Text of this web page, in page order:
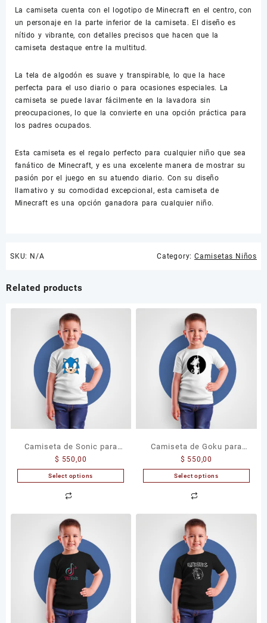
La camiseta cuenta con el logotipo de Minecraft en el centro, con
un personaje en la parte inferior de la camiseta. El diseño es
nítido y vibrante, con detalles precisos que hacen que la
camiseta destaque entre la multitud.
La tela de algodón es suave y transpirable, lo que la hace
perfecta para el uso diario o para ocasiones especiales. La
camiseta se puede lavar fácilmente en la lavadora sin
preocupaciones, lo que la convierte en una opción práctica para
los padres ocupados.
Esta camiseta es el regalo perfecto para cualquier niño que sea
fanático de Minecraft, y es una excelente manera de mostrar su
pasión por el juego en su atuendo diario. Con su diseño
llamativo y su comodidad excepcional, esta camiseta de
Minecraft es una opción ganadora para cualquier niño.
SKU: N/A Category: Camisetas Niños
Related products
Camiseta de Sonic para
Niños
$ 550,00
Select options
Camiseta de Goku para
Niños
$ 550,00
Select options